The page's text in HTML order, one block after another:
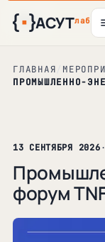
АСУТлаб
ГЛАВНАЯ
ПРОМЫШЛЕННО-
13 СЕНТЯБРЯ 2026·
форум
6 авг
10 авг
13 авг
13 авг